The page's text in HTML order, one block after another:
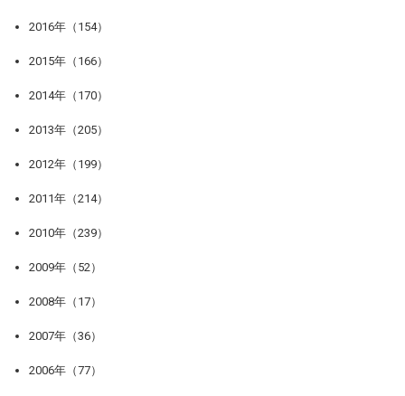
2016年（154）
2015年（166）
2014年（170）
2013年（205）
2012年（199）
2011年（214）
2010年（239）
2009年（52）
2008年（17）
2007年（36）
2006年（77）